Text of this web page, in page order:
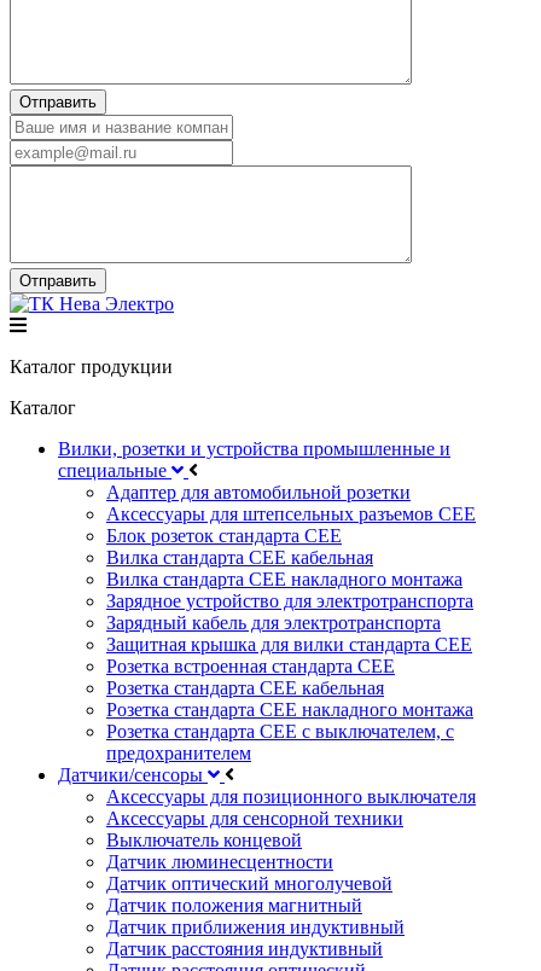
Каталог продукции
Каталог
Вилки, розетки и устройства промышленные и
специальные
Адаптер для автомобильной розетки
Аксессуары для штепсельных разъемов CEE
Блок розеток стандарта CEE
Вилка стандарта CEE кабельная
Вилка стандарта CEE накладного монтажа
Зарядное устройство для электротранспорта
Зарядный кабель для электротранспорта
Защитная крышка для вилки стандарта CEE
Розетка встроенная стандарта CEE
Розетка стандарта СЕЕ кабельная
Розетка стандарта СЕЕ накладного монтажа
Розетка стандарта СЕЕ с выключателем, с
предохранителем
Датчики/сенсоры
Аксессуары для позиционного выключателя
Аксессуары для сенсорной техники
Выключатель концевой
Датчик люминесцентности
Датчик оптический многолучевой
Датчик положения магнитный
Датчик приближения индуктивный
Датчик расстояния индуктивный